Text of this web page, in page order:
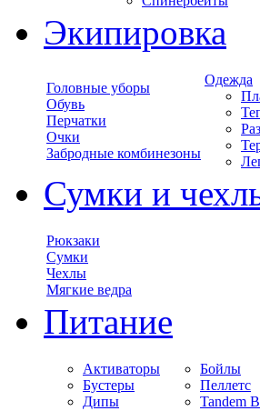
Экипировка
Головные уборы
Обувь
Перчатки
Очки
Забродные комбинезоны
Одежда
Сумки и
Рюкзаки
Сумки
Чехлы
Мягкие ведра
Питание
Активаторы
Бустеры
Дипы
Бойлы
Пеллетс
Tandem